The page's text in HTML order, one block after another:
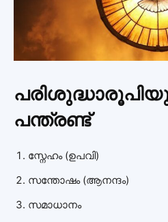
പന്ത്രണ്ട്
സ്നേഹം (ഉപവി)
സന്തോഷം (ആനന്ദം)
സമാധാനം